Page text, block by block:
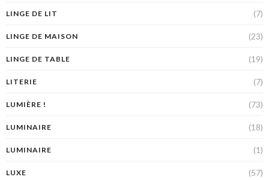
LINGE DE LIT (7)
LINGE DE MAISON (23)
LINGE DE TABLE (19)
LITERIE (7)
LUMIÈRE ! (73)
LUMINAIRE (18)
LUMINAIRE (1)
LUXE (57)